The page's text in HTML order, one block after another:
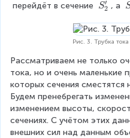
=
o
\
c
t
a
t
перейдёт в сечение S
_
2
S2
′ , а S
1
Рис. 3. Трубка тока
Рассматриваем не только
тока, но и очень маленькие
которых сечения сместятся
Будем пренебрегать
изменением высоты,
сечениях. С учётом этих
внешних сил над данным